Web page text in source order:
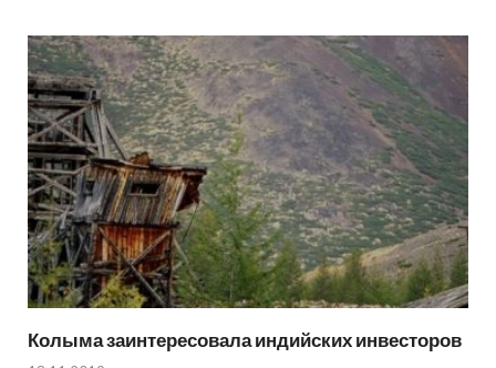
Колыма заинтересовала индийских инвесторов